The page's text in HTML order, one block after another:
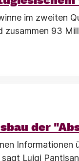
im zweiten
zusammen 93
der
Informationen
Luigi